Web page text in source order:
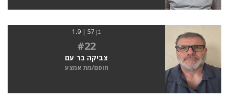
בן 57 | 1.9
#22
צביקה בר עם
חוסם/מת אמצע